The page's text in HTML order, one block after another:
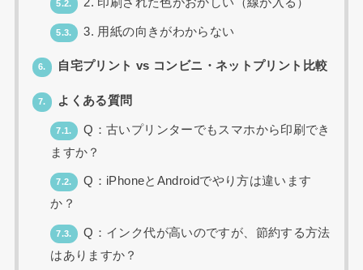
5.2. 2. 印刷された色がおかしい（線が入る）
5.3. 3. 用紙の向きがわからない
6. 自宅プリント vs コンビニ・ネットプリント比較
7. よくある質問
7.1.
Q：古いプリンターでもスマホから印刷でき
ますか？
7.2.
Q：iPhoneとAndroidでやり方は違います
か？
7.3.
Q：インク代が高いのですが、節約する方法
はありますか？